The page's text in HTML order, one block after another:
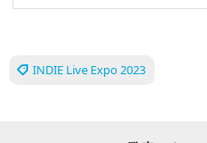
INDIE Live Expo 2023